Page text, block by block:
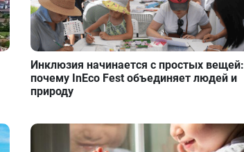
Инклюзия начинается с простых вещей:
почему InEco Fest объединяет людей и
природу